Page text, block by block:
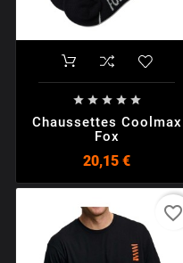
    
Chaussettes Coolmax
Fox
20,15 €
favorite_border